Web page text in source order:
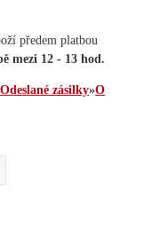
předem platbou
mezi 12 - 13 hod.
Odeslané zásilky»O